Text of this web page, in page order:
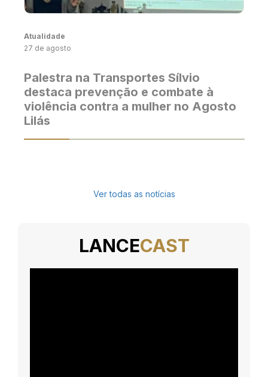
Atualidade
27 de agosto
Palestra na Transportes Sílvio
destaca prevenção e combate à
violência contra a mulher no Agosto
Lilás
Ver todas as notícias
LANCECAST